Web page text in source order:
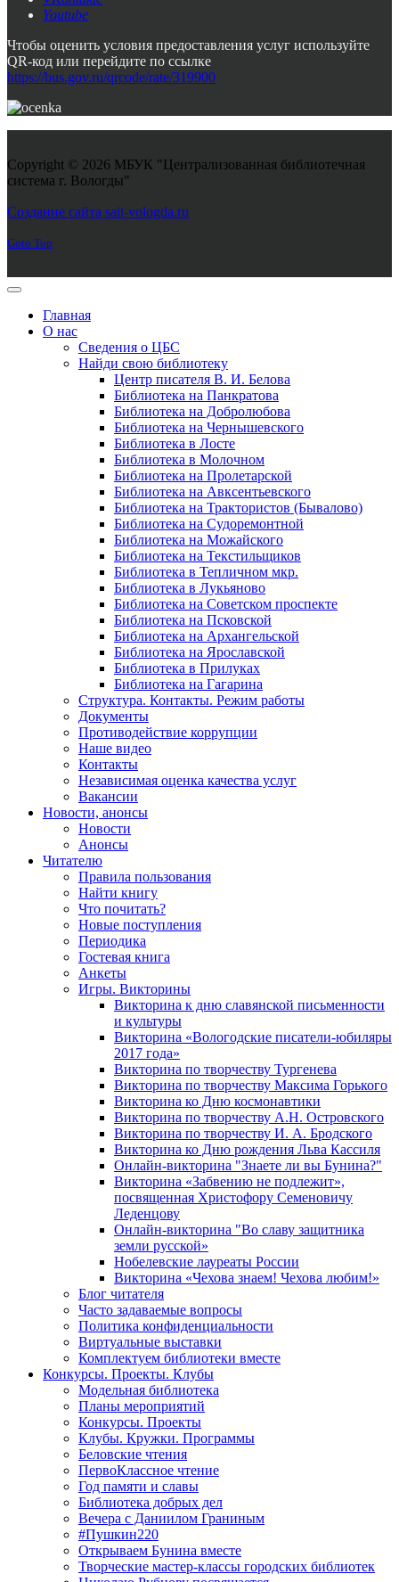
Youtube
Чтобы оценить условия предоставления услуг используйте
QR-код или перейдите по ссылке
https://bus.gov.ru/qrcode/rate/319900
Copyright © 2026 МБУК "Централизованная библиотечная
система г. Вологды"
Создание сайта sait-vologda.ru
Goto Top
Главная
О нас
Сведения о ЦБС
Найди свою библиотеку
Центр писателя В. И. Белова
Библиотека на Панкратова
Библиотека на Добролюбова
Библиотека на Чернышевского
Библиотека в Лосте
Библиотека в Молочном
Библиотека на Пролетарской
Библиотека на Авксентьевского
Библиотека на Трактористов (Бывалово)
Библиотека на Судоремонтной
Библиотека на Можайского
Библиотека на Текстильщиков
Библиотека в Тепличном мкр.
Библиотека в Лукьяново
Библиотека на Советском проспекте
Библиотека на Псковской
Библиотека на Архангельской
Библиотека на Ярославской
Библиотека в Прилуках
Библиотека на Гагарина
Структура. Контакты. Режим работы
Документы
Противодействие коррупции
Наше видео
Контакты
Независимая оценка качества услуг
Вакансии
Новости, анонсы
Новости
Анонсы
Читателю
Правила пользования
Найти книгу
Что почитать?
Новые поступления
Периодика
Гостевая книга
Анкеты
Игры. Викторины
Викторина к дню славянской письменности
и культуры
Викторина «Вологодские писатели-юбиляры
2017 года»
Викторина по творчеству Тургенева
Викторина по творчеству Максима Горького
Викторина ко Дню космонавтики
Викторина по творчеству А.Н. Островского
Викторина по творчеству И. А. Бродского
Викторина ко Дню рождения Льва Кассиля
Онлайн-викторина "Знаете ли вы Бунина?"
Викторина «Забвению не подлежит»,
посвященная Христофору Семеновичу
Леденцову
Онлайн-викторина "Во славу защитника
земли русской»
Нобелевские лауреаты России
Викторина «Чехова знаем! Чехова любим!»
Блог читателя
Часто задаваемые вопросы
Политика конфиденциальности
Виртуальные выставки
Комплектуем библиотеки вместе
Конкурсы. Проекты. Клубы
Модельная библиотека
Планы мероприятий
Конкурсы. Проекты
Клубы. Кружки. Программы
Беловские чтения
ПервоКлассное чтение
Год памяти и славы
Библиотека добрых дел
Вечера с Даниилом Граниным
#Пушкин220
Открываем Бунина вместе
Творческие мастер-классы городских библиотек